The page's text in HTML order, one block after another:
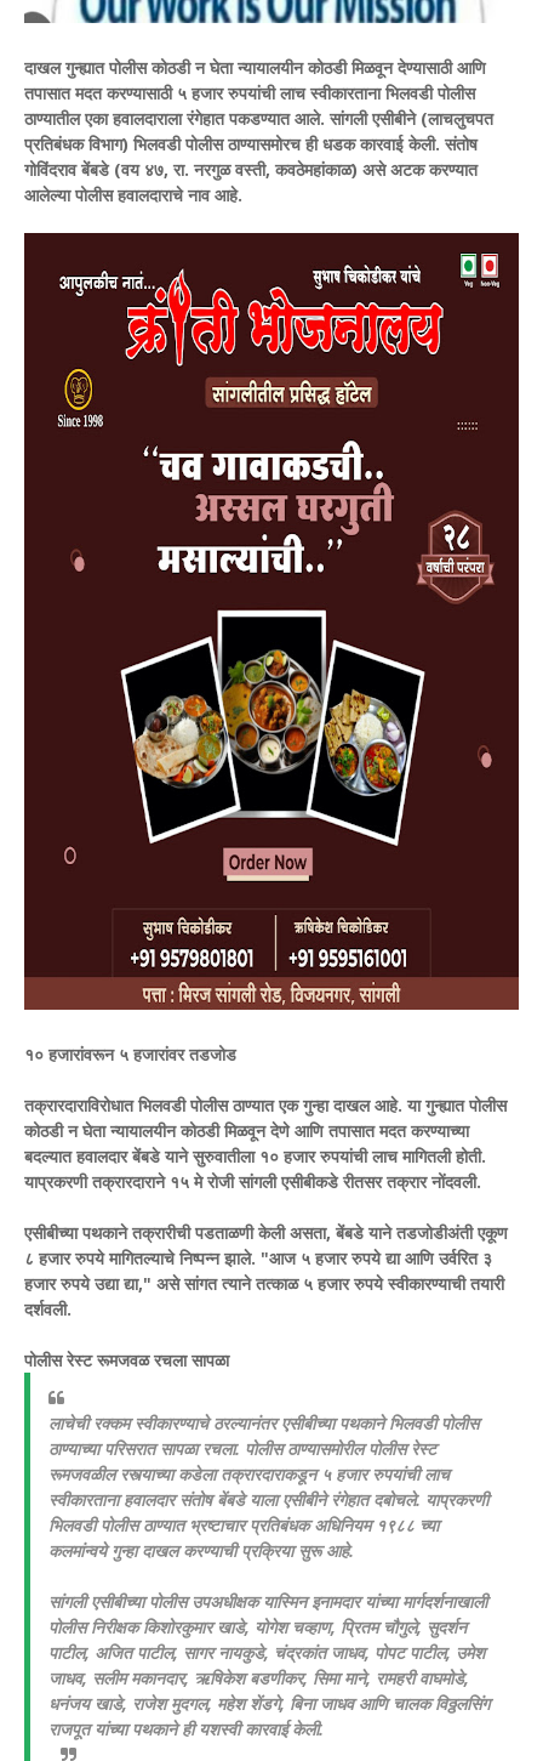
दाखल गुन्ह्यात पोलीस कोठडी न घेता न्यायालयीन कोठडी मिळवून देण्यासाठी आणि
तपासात मदत करण्यासाठी ५ हजार रुपयांची लाच स्वीकारताना भिलवडी पोलीस
ठाण्यातील एका हवालदाराला रंगेहात पकडण्यात आले. सांगली एसीबीने (लाचलुचपत
प्रतिबंधक विभाग) भिलवडी पोलीस ठाण्यासमोरच ही धडक कारवाई केली. संतोष
गोविंदराव बेंबडे (वय ४७, रा. नरगुळ वस्ती, कवठेमहांकाळ) असे अटक करण्यात
आलेल्या पोलीस हवालदाराचे नाव आहे.
​१० हजारांवरून ५ हजारांवर तडजोड
​तक्रारदाराविरोधात भिलवडी पोलीस ठाण्यात एक गुन्हा दाखल आहे. या गुन्ह्यात पोलीस
कोठडी न घेता न्यायालयीन कोठडी मिळवून देणे आणि तपासात मदत करण्याच्या
बदल्यात हवालदार बेंबडे याने सुरुवातीला १० हजार रुपयांची लाच मागितली होती.
याप्रकरणी तक्रारदाराने १५ मे रोजी सांगली एसीबीकडे रीतसर तक्रार नोंदवली.
​एसीबीच्या पथकाने तक्रारीची पडताळणी केली असता, बेंबडे याने तडजोडीअंती एकूण
८ हजार रुपये मागितल्याचे निष्पन्न झाले. "आज ५ हजार रुपये द्या आणि उर्वरित ३
हजार रुपये उद्या द्या," असे सांगत त्याने तत्काळ ५ हजार रुपये स्वीकारण्याची तयारी
दर्शवली.
​पोलीस रेस्ट रूमजवळ रचला सापळा
लाचेची रक्कम स्वीकारण्याचे ठरल्यानंतर एसीबीच्या पथकाने भिलवडी पोलीस
ठाण्याच्या परिसरात सापळा रचला. पोलीस ठाण्यासमोरील पोलीस रेस्ट
रूमजवळील रस्त्याच्या कडेला तक्रारदाराकडून ५ हजार रुपयांची लाच
स्वीकारताना हवालदार संतोष बेंबडे याला एसीबीने रंगेहात दबोचले. याप्रकरणी
भिलवडी पोलीस ठाण्यात भ्रष्टाचार प्रतिबंधक अधिनियम १९८८ च्या
कलमांन्वये गुन्हा दाखल करण्याची प्रक्रिया सुरू आहे.
सांगली एसीबीच्या पोलीस उपअधीक्षक यास्मिन इनामदार यांच्या मार्गदर्शनाखाली
पोलीस निरीक्षक किशोरकुमार खाडे, योगेश चव्हाण, प्रितम चौगुले, सुदर्शन
पाटील, अजित पाटील, सागर नायकुडे, चंद्रकांत जाधव, पोपट पाटील, उमेश
जाधव, सलीम मकानदार, ऋषिकेश बडणीकर, सिमा माने, रामहरी वाघमोडे,
धनंजय खाडे, राजेश मुदगल, महेश शेंडगे, बिना जाधव आणि चालक विठ्ठलसिंग
राजपूत यांच्या पथकाने ही यशस्वी कारवाई केली.